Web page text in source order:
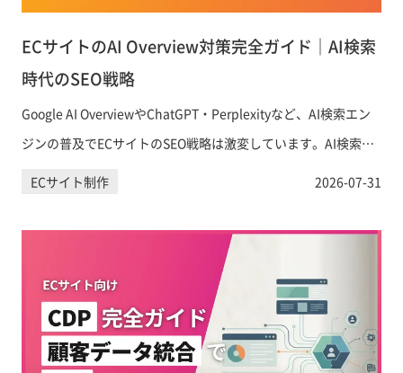
ECサイトのAI Overview対策完全ガイド｜AI検索
時代のSEO戦略
Google AI OverviewやChatGPT・Perplexityなど、AI検索エン
ジンの普及でECサイトのSEO戦略は激変しています。AI検索に
引用・表示されるためのコンテンツ設計と具体的なAIO対策を
ECサイト制作 2026-07-31